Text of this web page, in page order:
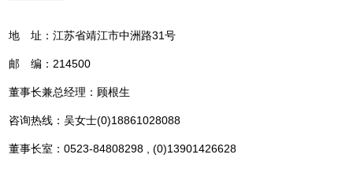
地 址：江苏省靖江市中洲路31号
邮 编：214500
董事长兼总经理：顾根生
咨询热线：吴女士(0)18861028088
董事长室：0523-84808298 , (0)13901426628